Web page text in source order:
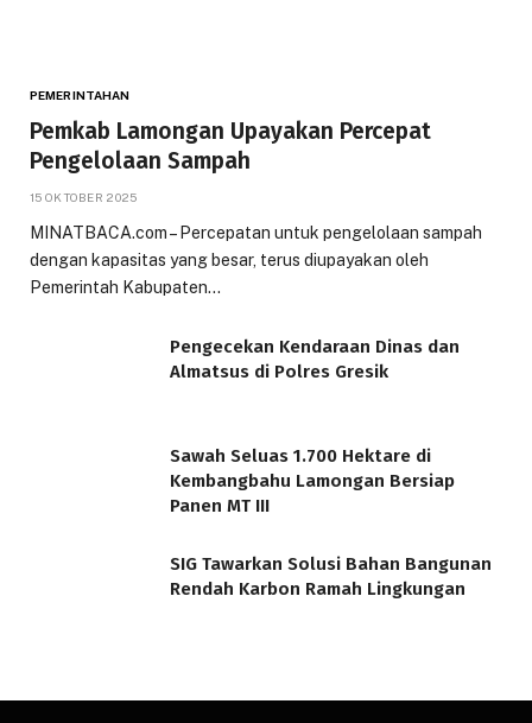
PEMERINTAHAN
Pemkab Lamongan Upayakan Percepat
Pengelolaan Sampah
15 OKTOBER 2025
MINATBACA.com – Percepatan untuk pengelolaan sampah
dengan kapasitas yang besar, terus diupayakan oleh
Pemerintah Kabupaten…
Pengecekan Kendaraan Dinas dan
Almatsus di Polres Gresik
Sawah Seluas 1.700 Hektare di
Kembangbahu Lamongan Bersiap
Panen MT III
SIG Tawarkan Solusi Bahan Bangunan
Rendah Karbon Ramah Lingkungan